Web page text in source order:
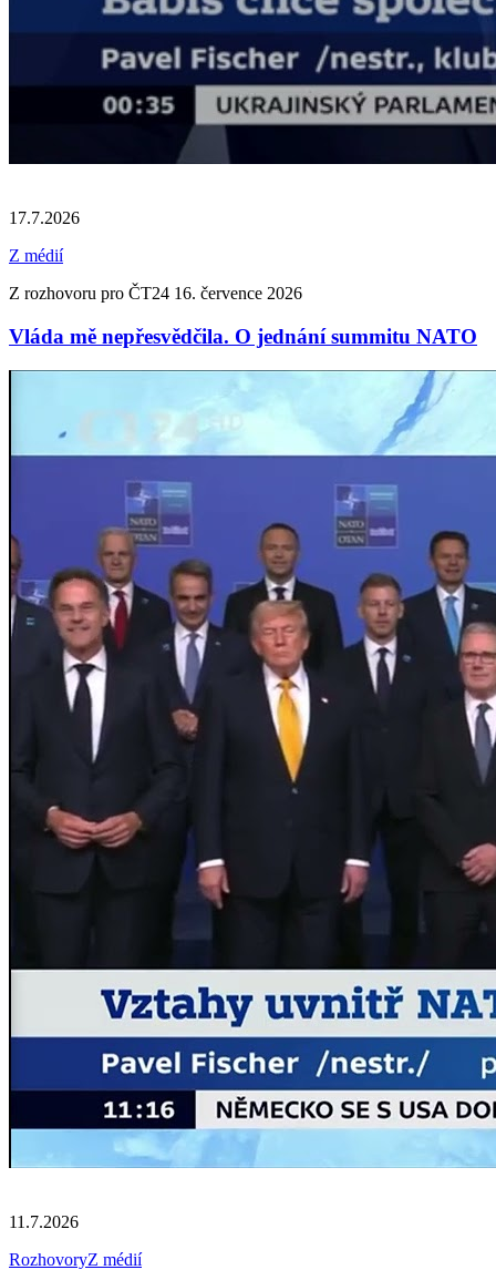
17.7.2026
Z médií
Z rozhovoru pro ČT24 16. července 2026
Vláda mě nepřesvědčila. O jednání summitu NATO
11.7.2026
RozhovoryZ médií